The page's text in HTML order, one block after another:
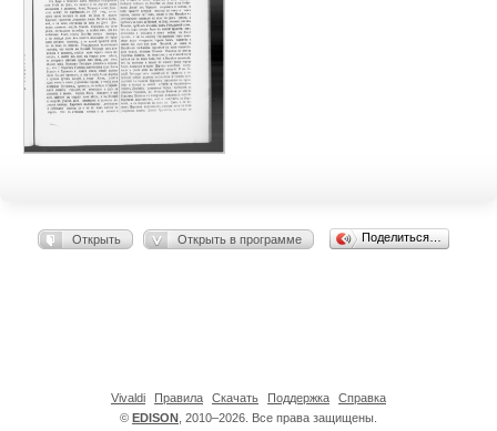
Открыть Открыть в программе Поделиться…
© EDISON , 2010–2026. Все права защищены.
Vivaldi Правила Скачать Поддержка Справка